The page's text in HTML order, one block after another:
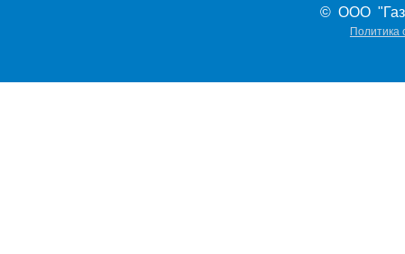
© ООО
Политика